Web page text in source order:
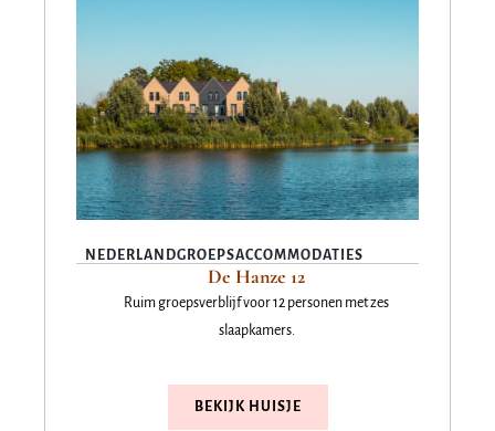
NEDERLANDGROEPSACCOMMODATIES
De Hanze 12
Ruim groepsverblijf voor 12 personen met zes
slaapkamers.
BEKIJK HUISJE